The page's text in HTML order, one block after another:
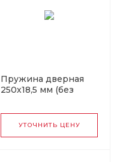
Пружина дверная
250х18,5 мм (без
упаковкой
УТОЧНИТЬ ЦЕНУ